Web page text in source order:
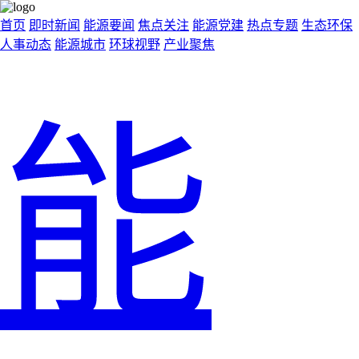
首页 即时新闻 能源要闻 焦点关注 能源党建 热点专题 生态环保
人事动态 能源城市 环球视野 产业聚焦
能